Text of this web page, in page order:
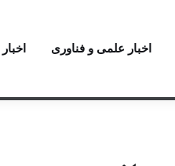
اخبار علمی و فناوری